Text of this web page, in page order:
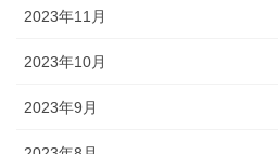
2023年11月
2023年10月
2023年9月